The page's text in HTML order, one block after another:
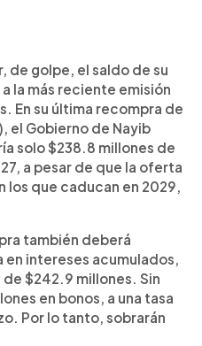
de golpe, el saldo de su
la más reciente emisión
En su última recompra de
el Gobierno de Nayib
solo $238.8 millones de
a pesar de que la oferta
que caducan en 2029,
también deberá
intereses acumulados,
$242.9 millones. Sin
en bonos, a una tasa
Por lo tanto, sobrarán